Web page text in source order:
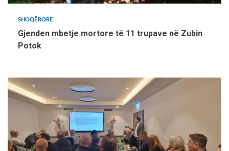
SHOQËRORE
Gjenden mbetje mortore të 11 trupave në Zubin
Potok